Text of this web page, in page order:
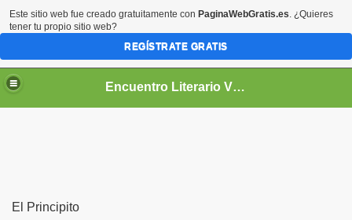
Encuentro Literario Virtual
El Principito
Este sitio web fue creado gratuitamente con PaginaWebGratis.es. ¿Quieres
tener tu propio sitio web?
REGÍSTRATE GRATIS